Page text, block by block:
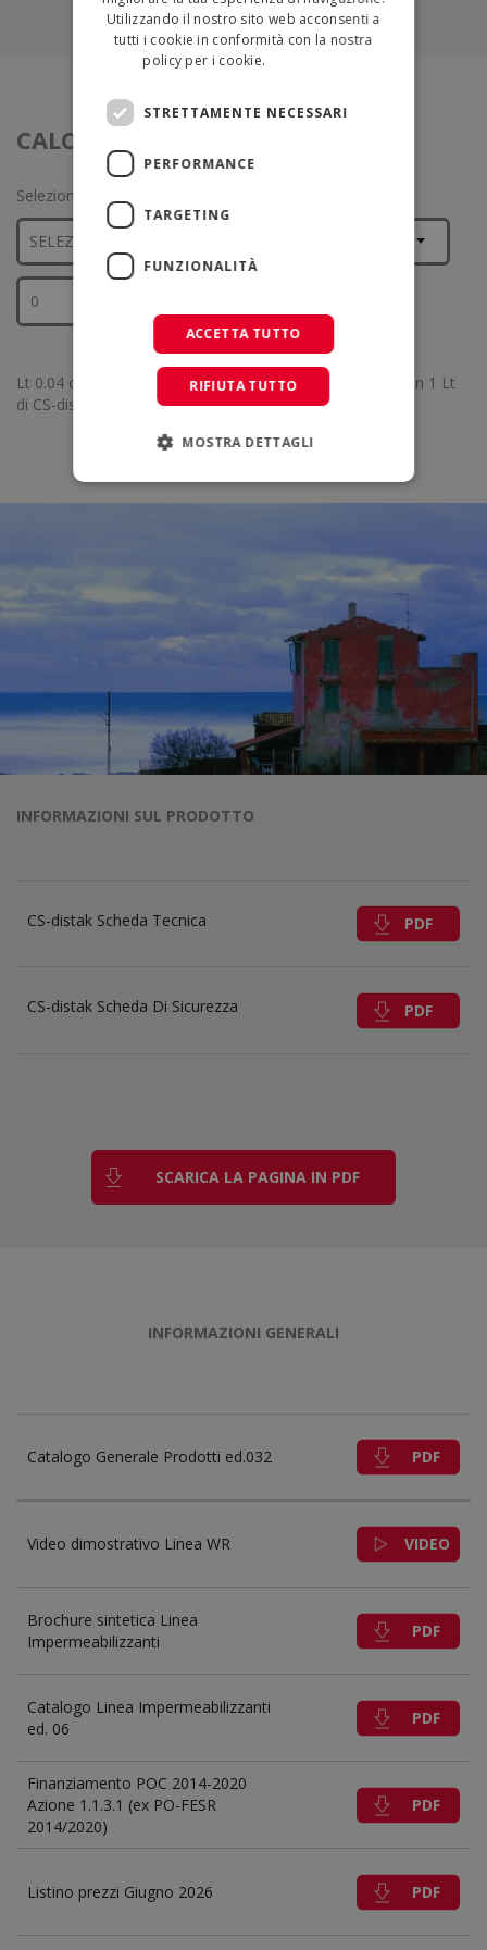
CALCOLA IL QUANTITATIVO
Seleziona il tipo di superficie e inserisci i mq
Lt 0.04 circa per ogni mq .secondo il tipo di superficie (con 1 Lt
di CS-distak si trattano in media 25 mq).
INFORMAZIONI SUL PRODOTTO
CS-distak Scheda Tecnica PDF
CS-distak Scheda Di Sicurezza PDF
SCARICA LA PAGINA IN PDF
INFORMAZIONI GENERALI
Catalogo Generale Prodotti ed.032 PDF
Video dimostrativo Linea WR VIDEO
Brochure sintetica Linea
Impermeabilizzanti
PDF
Catalogo Linea Impermeabilizzanti
ed. 06
PDF
Finanziamento POC 2014-2020
Azione 1.1.3.1 (ex PO-FESR
2014/2020)
PDF
Listino prezzi Giugno 2026 PDF
Utilizzando il nostro sito web acconsenti a
tutti i cookie in conformità con la nostra
policy per i cookie.
STRETTAMENTE NECESSARI
PERFORMANCE
TARGETING
FUNZIONALITÀ
ACCETTA TUTTO
RIFIUTA TUTTO
MOSTRA DETTAGLI